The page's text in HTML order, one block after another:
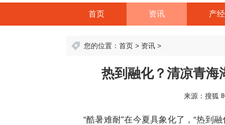
首页 资讯 产经
您的位置： 首页 > 资讯 >
热到融化？清凉青海
来源：搜狐
“酷暑难耐”在今夏具象化了，“热到